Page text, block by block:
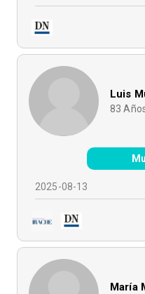
Luis
83
2025-08-13
María